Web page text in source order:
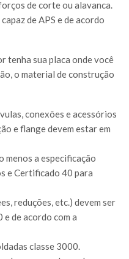
de corte ou alavanca.
de APS e de acordo
tenha sua placa onde você
o material de construção
conexões e acessórios
e flange devem estar em
menos a especificação
e Certificado 40 para
reduções, etc.) devem ser
de acordo com a
classe 3000.